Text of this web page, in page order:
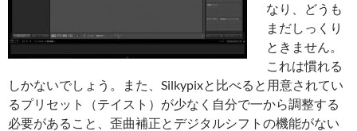
なり、どうも
まだしっくり
ときません。
これは慣れる
しかないでしょう。また、Silkypixと比べると用意されてい
るプリセット（テイスト）が少なく自分で一から調整する
必要があること、歪曲補正とデジタルシフトの機能がない